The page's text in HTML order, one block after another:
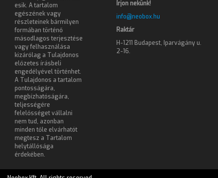
esik. A tartalom
egészének vagy
részleteinek bármilyen
formában történő
másodlagos terjesztése
vagy felhasználása
kizárólag a Tulajdonos
előzetes írásbeli
engedélyével történhet.
A Tulajdonos a tartalom
pontosságára,
megbízhatóságára,
teljességére
felelősséget vállalni
nem tud, azonban
minden tőle elvárhatót
megtesz a Tartalom
helytállósága
érdekében.
Írjon nekünk!
info@neobox.hu
Raktár
H-1211 Budapest, Iparvágány u.
2-16.